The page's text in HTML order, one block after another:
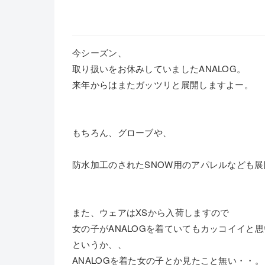
今シーズン、
取り扱いをお休みしていましたANALOG。
来年からはまたガッツリと展開しますよー。
もちろん、グローブや、
防水加工のされたSNOW用のアパレルなども展
また、ウェアはXSから入荷しますので
女の子がANALOGを着ていてもカッコイイと思
というか、、
ANALOGを着た女の子とか見たこと無い・・。